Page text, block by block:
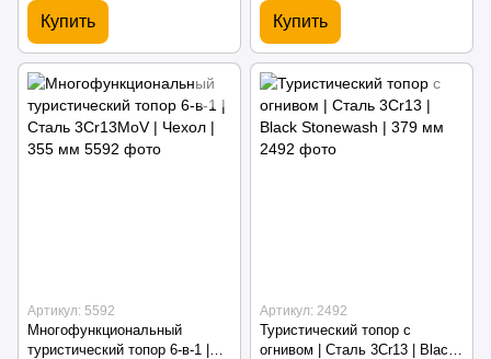
Купить Купить
Артикул: 5592
Многофункциональный
туристический топор 6-в-1 |
Артикул: 2492
Туристический топор с
огнивом | Сталь 3Cr13 | Black